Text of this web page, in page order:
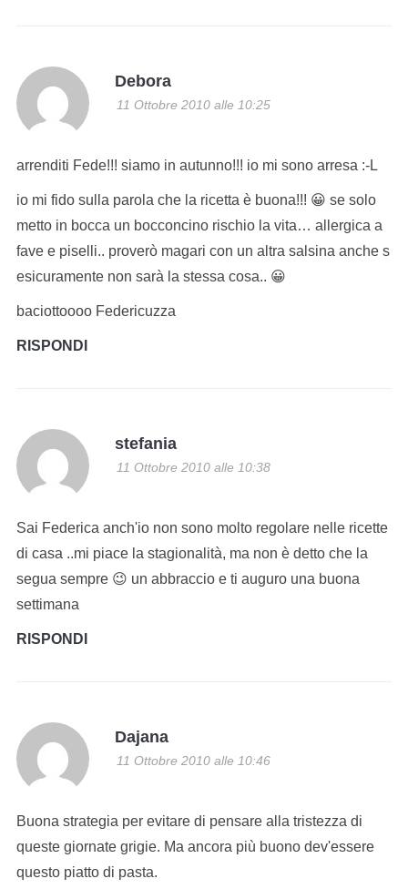
Debora
11 Ottobre 2010 alle 10:25
arrenditi Fede!!! siamo in autunno!!! io mi sono arresa :-L
io mi fido sulla parola che la ricetta è buona!!! 😀 se solo
metto in bocca un bocconcino rischio la vita… allergica a
fave e piselli.. proverò magari con un altra salsina anche s
esicuramente non sarà la stessa cosa.. 😀
baciottoooo Federicuzza
RISPONDI
stefania
11 Ottobre 2010 alle 10:38
Sai Federica anch'io non sono molto regolare nelle ricette
di casa ..mi piace la stagionalità, ma non è detto che la
segua sempre 😉 un abbraccio e ti auguro una buona
settimana
RISPONDI
Dajana
11 Ottobre 2010 alle 10:46
Buona strategia per evitare di pensare alla tristezza di
queste giornate grigie. Ma ancora più buono dev'essere
questo piatto di pasta.